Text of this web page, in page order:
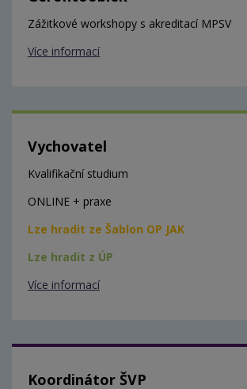
Zážitkové workshopy s akreditací MPSV
Více informací
Vychovatel
Kvalifikační studium
ONLINE + praxe
Lze hradit ze Šablon OP JAK
Lze hradit z ÚP
Více informací
Koordinátor ŠVP